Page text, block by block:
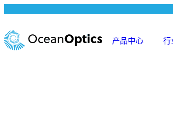
内
容
产品中心 行